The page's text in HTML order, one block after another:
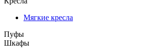
Мягкие кресла
Пуфы
Шкафы